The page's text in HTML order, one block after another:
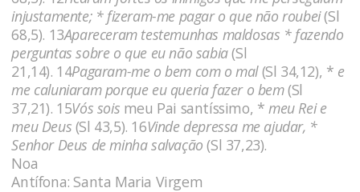
injustamente; * fizeram-me pagar o que não roubei(Sl
68,5). 13Apareceram testemunhas maldosas * fazendo
perguntas sobre o que eu não sabia(Sl
21,14). 14Pagaram-me o bem com o mal(Sl 34,12), * e
me caluniaram porque eu queria fazer o bem(Sl
37,21). 15Vós sois meu Pai santíssimo, * meu Rei e
meu Deus (Sl 43,5). 16Vinde depressa me ajudar, *
Senhor Deus de minha salvação(Sl 37,23).
Noa
Antífona: Santa Maria Virgem